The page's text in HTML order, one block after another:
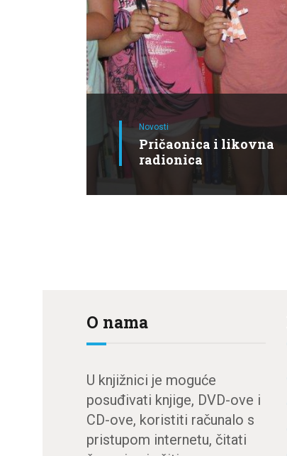
Novosti
Pričaonica i likovna
radionica
O nama
U knjižnici je moguće
posuđivati knjige, DVD-ove i
CD-ove, koristiti računalo s
pristupom internetu, čitati